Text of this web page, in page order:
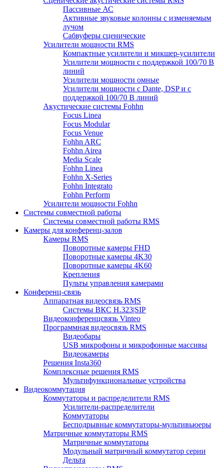
Пассивные АС
Активные звуковые колонны с изменяемым
лучом
Сабвуферы сценические
Усилители мощности RMS
Компактные усилители и микшер-усилители
Усилители мощности с поддержкой 100/70 В
линий
Усилители мощности омные
Усилители мощности с Dante, DSP и с
поддержкой 100/70 В линий
Акустические системы Fohhn
Focus Linea
Focus Modular
Focus Venue
Fohhn ARC
Fohhn Airea
Media Scale
Fohhn Linea
Fohhn X-Series
Fohhn Integrato
Fohhn Perform
Усилители мощности Fohhn
Системы совместной работы
Системы совместной работы RMS
Камеры для конференц-залов
Камеры RMS
Поворотные камеры FHD
Поворотные камеры 4K30
Поворотные камеры 4K60
Крепления
Пульты управления камерами
Конференц-связь
Аппаратная видеосвязь RMS
Системы ВКС H.323|SIP
Видеоконференцсвязь Vinteo
Программная видеосвязь RMS
Видеобары
USB микрофоны и микрофонные массивы
Видеокамеры
Решения Insta360
Комплексные решения RMS
Мультифункциональные устройства
Видеокоммутация
Коммутаторы и распределители RMS
Усилители-распределители
Коммутаторы
Бесподрывные коммутаторы-мультивьюеры
Матричные коммутаторы RMS
Матричные коммутаторы
Модульный матричный коммутатор серии
Дельта